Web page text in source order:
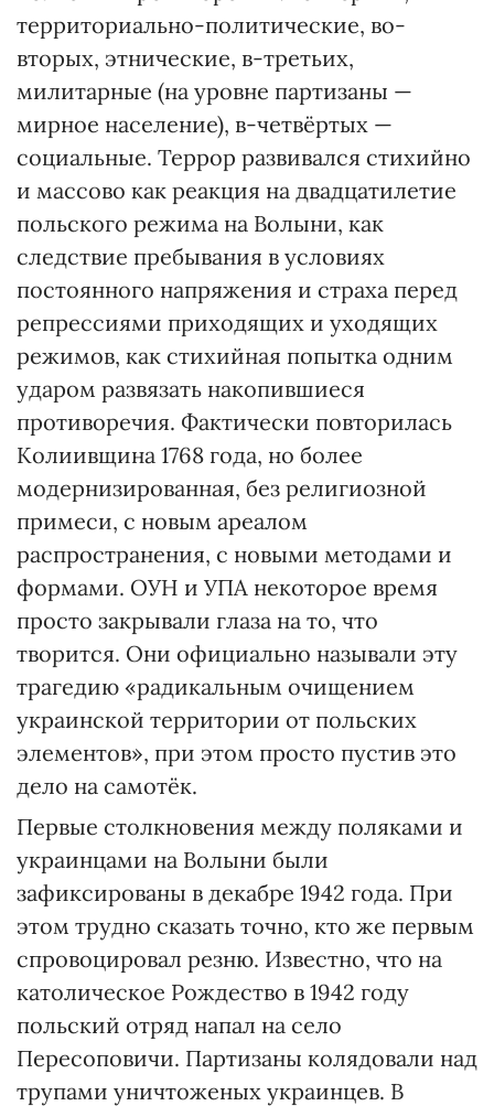
территориально-политические, во-
вторых, этнические, в-третьих,
милитарные (на уровне партизаны —
мирное население), в-четвёртых —
социальные. Террор развивался стихийно
и массово как реакция на двадцатилетие
польского режима на Волыни, как
следствие пребывания в условиях
постоянного напряжения и страха перед
репрессиями приходящих и уходящих
режимов, как стихийная попытка одним
ударом развязать накопившиеся
противоречия. Фактически повторилась
Колиивщина 1768 года, но более
модернизированная, без религиозной
примеси, с новым ареалом
распространения, с новыми методами и
формами. ОУН и УПА некоторое время
просто закрывали глаза на то, что
творится. Они официально называли эту
трагедию «радикальным очищением
украинской территории от польских
элементов», при этом просто пустив это
дело на самотёк.
Первые столкновения между поляками и
украинцами на Волыни были
зафиксированы в декабре 1942 года. При
этом трудно сказать точно, кто же первым
спровоцировал резню. Известно, что на
католическое Рождество в 1942 году
польский отряд напал на село
Пересоповичи. Партизаны колядовали над
трупами уничтоженых украинцев. В